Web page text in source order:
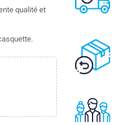
qualité et